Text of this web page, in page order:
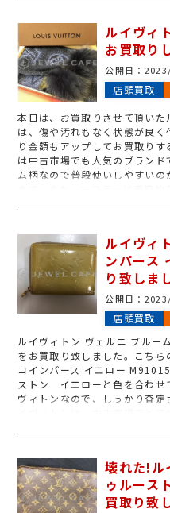
可能性も高くなる場合がござい
ルイヴィ
お買取り
公開日：
店頭買取
本日は、お買取りさせて頂い
は、傷や汚れもなく状態が良
り金額もアップしてお買取り
は中古市場でも人気のブラン
ム柄なので普段使いしやすい
ます。また、マフラーは季節
ルイヴィ
ンパース
り致しま
公開日：
店頭買取
ルイヴィトン ヴェルニ ブルー
をお買取り致しました。こち
コインパース イエロー
ストン イエローと色を合わせ
ヴィトンなので、しっかり査
イヴィトンは、中古市場でと
待できるバッグや財布が多数
います！
壊れた!ル
ゥルース
買取り致